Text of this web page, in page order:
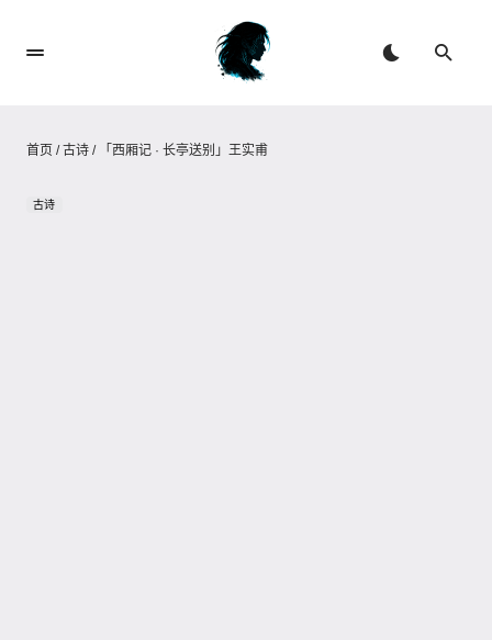
首页 /古诗 / 「西厢记 · 长亭送别」王实甫
古诗